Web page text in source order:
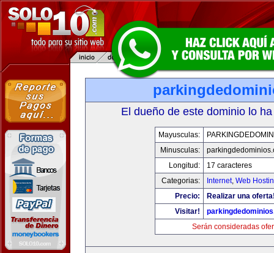
El dueño de este dominio lo
Mayusculas:
Minusculas:
Longitud:
17 caracteres
Categorias:
Internet, Web
Precio:
Realizar una
Visitar!
Serán consideradas